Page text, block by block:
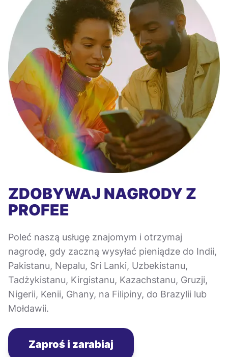
ZDOBYWAJ NAGRODY Z
PROFEE
Poleć naszą usługę znajomym i otrzymaj
nagrodę, gdy zaczną wysyłać pieniądze do Indii,
Pakistanu, Nepalu, Sri Lanki, Uzbekistanu,
Tadżykistanu, Kirgistanu, Kazachstanu, Gruzji,
Nigerii, Kenii, Ghany, na Filipiny, do Brazylii lub
Mołdawii.
Zaproś i zarabiaj